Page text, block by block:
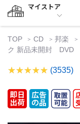
マイストア
TOP CD 邦楽
ク 新品未開封 DVD
(3535)